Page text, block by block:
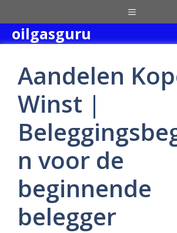
to
content
Menu
oilgasguru
Aandelen
Winst |
n voor de
beginnende
belegger